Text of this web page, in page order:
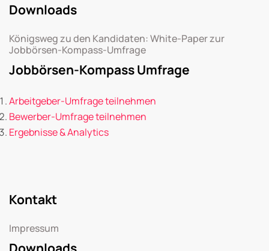
Downloads
Königsweg zu den Kandidaten: White-Paper zur
Jobbörsen-Kompass-Umfrage
Jobbörsen-Kompass Umfrage
Arbeitgeber-Umfrage teilnehmen
Bewerber-Umfrage teilnehmen
Ergebnisse & Analytics
Kontakt
Impressum